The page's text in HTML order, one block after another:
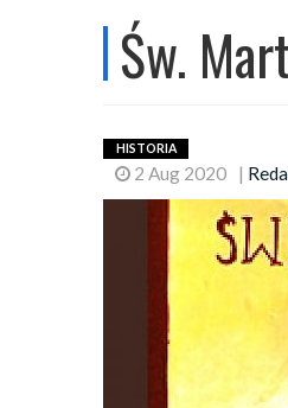
Św.
HISTORIA
2 Aug 2020 |